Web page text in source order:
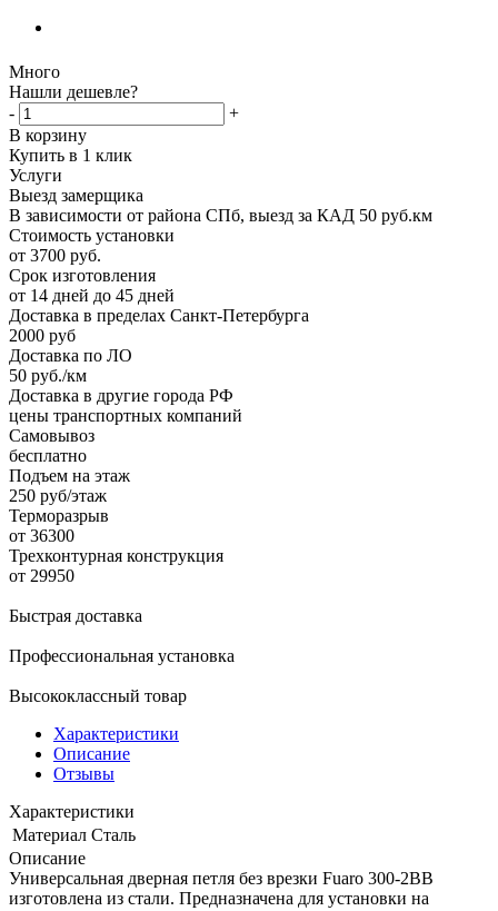
Много
Нашли дешевле?
-
+
В корзину
Купить в 1 клик
Услуги
Выезд замерщика
В зависимости от района СПб, выезд за КАД 50 руб.км
Стоимость установки
от 3700 руб.
Срок изготовления
от 14 дней до 45 дней
Доставка в пределах Санкт-Петербурга
2000 руб
Доставка по ЛО
50 руб./км
Доставка в другие города РФ
цены транспортных компаний
Самовывоз
бесплатно
Подъем на этаж
250 руб/этаж
Терморазрыв
от 36300
Трехконтурная конструкция
от 29950
Быстрая доставка
Профессиональная установка
Высококлассный товар
Характеристики
Описание
Отзывы
Характеристики
Материал Сталь
Описание
Универсальная дверная петля без врезки Fuaro 300-2BB
изготовлена из стали. Предназначена для установки на